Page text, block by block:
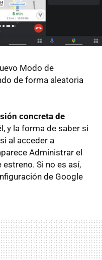
Modo de
de forma aleatoria
concreta de
y la forma de saber si
al acceder a
Administrar el
Si no es así,
de Google